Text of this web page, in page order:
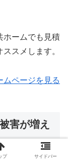
ホームでも見積
スメします。
ムページを見る
害が増え
プ サイドバー